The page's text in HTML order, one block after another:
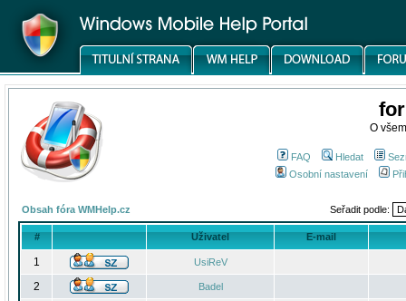
O
FAQ Hledat
Osobní nastavení
Obsah fóra WMHelp.cz Seřadit podle:
# Uživatel E-mail
1 UsiReV
2 Badel